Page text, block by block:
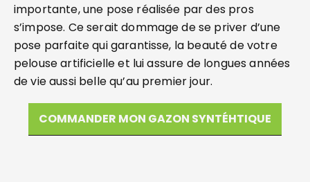
importante, une pose réalisée par des pros
s’impose. Ce serait dommage de se priver d’une
pose parfaite qui garantisse, la beauté de votre
pelouse artificielle et lui assure de longues années
de vie aussi belle qu’au premier jour.
COMMANDER MON GAZON SYNTÉHTIQUE